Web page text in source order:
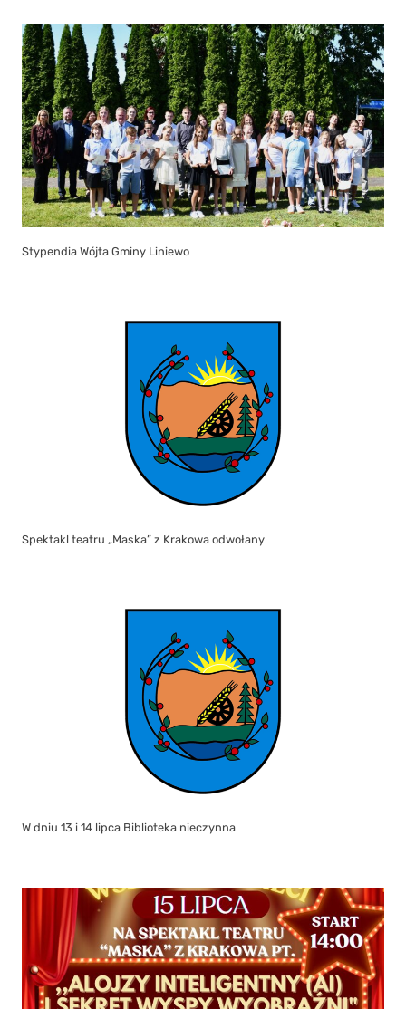
Stypendia Wójta Gminy Liniewo
Spektakl teatru „Maska” z Krakowa odwołany
W dniu 13 i 14 lipca Biblioteka nieczynna